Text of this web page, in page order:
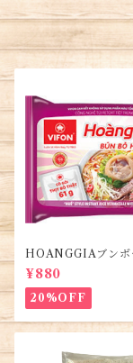
HOANGGIAブンボ
0g (5袋)・Bún Bò
¥880
20%OFF